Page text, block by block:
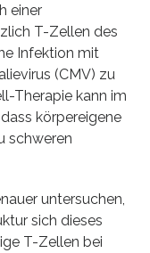
einer
T-Zellen des
Infektion mit
(CMV) zu
Therapie kann im
körpereigene
schweren
untersuchen,
sich dieses
T-Zellen bei